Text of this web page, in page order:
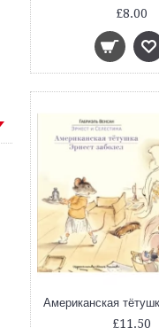
£8.00
£11.50